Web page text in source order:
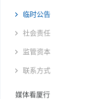
临时公告
社会责任
监管资本
联系方式
媒体看厦行